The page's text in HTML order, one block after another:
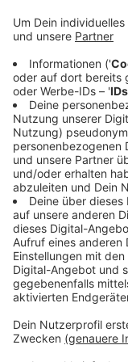
Anzeige
Die
um Anteile zu
Kontosumme
Donnerstag
gekauft - einige
dem Rheinland
dass das
Vereine,
Das
Jahr
Anzeige